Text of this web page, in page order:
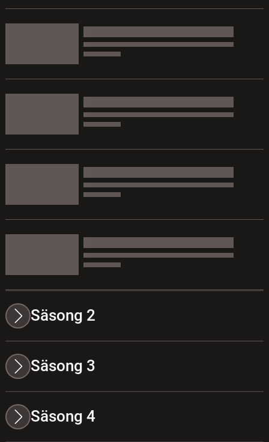
Säsong 2
Säsong 3
Säsong 4